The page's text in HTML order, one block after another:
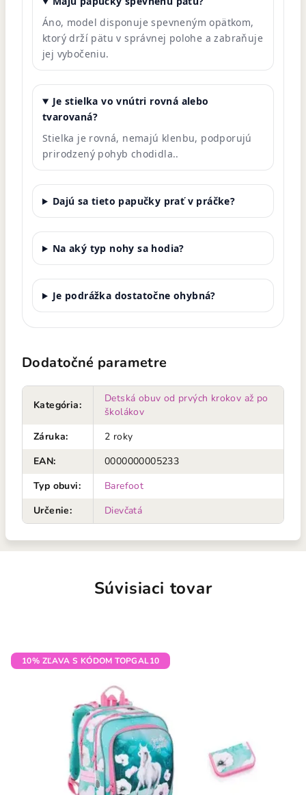
Áno, model disponuje spevneným opätkom,
ktorý drží pätu v správnej polohe a zabraňuje
jej vybočeniu.
Je stielka vo vnútri rovná alebo
tvarovaná?
Stielka je rovná, nemajú klenbu, podporujú
prirodzený pohyb chodidla..
Dajú sa tieto papučky prať v práčke?
Na aký typ nohy sa hodia?
Je podrážka dostatočne ohybná?
Dodatočné parametre
Kategória:
Detská obuv od prvých krokov až po
školákov
Záruka:
2 roky
EAN:
0000000005233
Typ obuvi:
Barefoot
Určenie: Dievčatá
Súvisiaci tovar
10% ZĽAVA S KÓDOM TOPGAL10